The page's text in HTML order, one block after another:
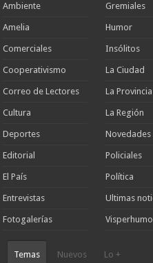
Ambiente
Amelia
Comerciales
Cooperativismo
Correo de Lectores
Cultura
Deportes
Editorial
El País
Entrevistas
Fotogalerías
Gremiales
Humor
Insólitos
La Ciudad
La Provincia
La Región
Novedades
Policiales
Política
Ultimas
Temas Nuevos Lo +